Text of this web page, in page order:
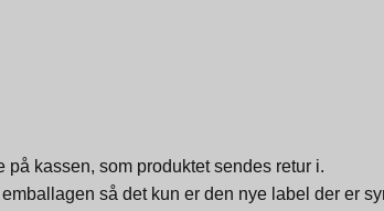
kassen, som produktet sendes retur i.
så det kun er den nye label der er